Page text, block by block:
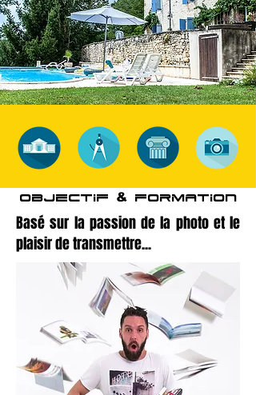
OBJECTIF & FORMATION
Basé sur la passion de la photo et le
plaisir de transmettre...